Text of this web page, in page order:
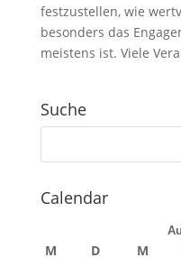
festzustellen, wie
besonders das
meistens ist. Viele
Suche
Calendar
M D M